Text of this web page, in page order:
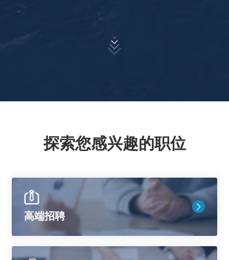
探索您感兴趣的职位
高端招聘